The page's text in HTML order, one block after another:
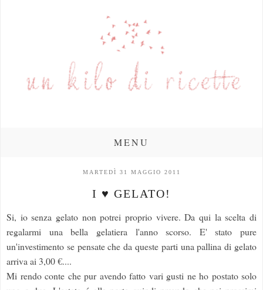
MENU
MARTEDÌ 31 MAGGIO 2011
I ♥ GELATO!
Si, io senza gelato non potrei proprio vivere. Da qui la scelta di
regalarmi una bella gelatiera l'anno scorso. E' stato pure
un'investimento se pensate che da queste parti una pallina di gelato
arriva ai 3,00 €....
Mi rendo conte che pur avendo fatto vari gusti ne ho postato solo